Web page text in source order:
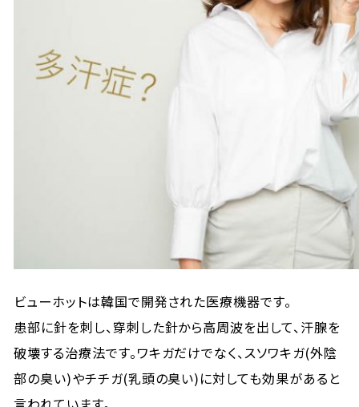
ビューホットは韓国で開発された医療機器です。
患部に針を刺し、穿刺した針から高周波を出して、汗腺を
破壊する治療法です。ワキガだけでなく、スソワキガ(外陰
部の臭い)やチチガ(乳頭の臭い)に対しても効果があると